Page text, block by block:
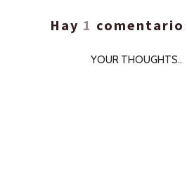
Hay 1 comentario